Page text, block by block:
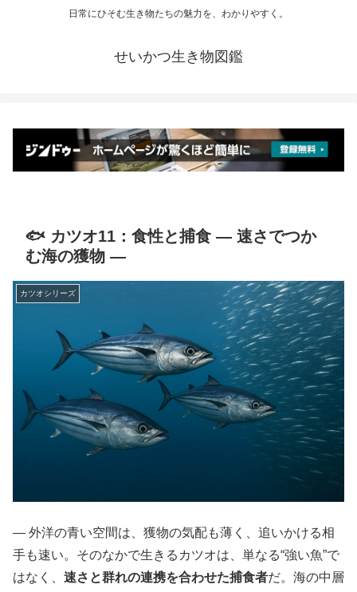
日常にひそむ生き物たちの魅力を、わかりやすく。
せいかつ生き物図鑑
🐟 カツオ11：食性と捕食 ― 速さでつか
む海の獲物 ―
カツオシリーズ
― 外洋の青い空間は、獲物の気配も薄く、追いかける相
手も速い。そのなかで生きるカツオは、単なる“強い魚”で
はなく、 速さと群れの連携を合わせた捕食者だ。海の中層